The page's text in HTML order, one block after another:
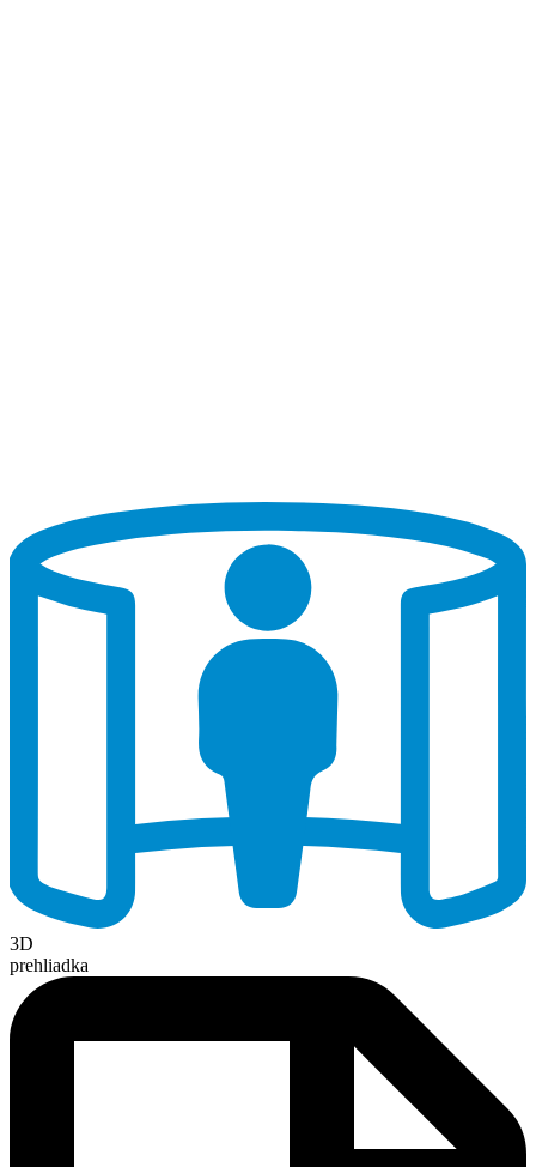
3D
prehliadka